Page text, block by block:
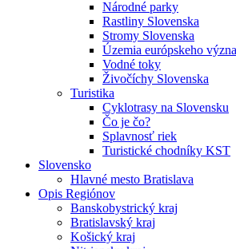
Národné parky
Rastliny Slovenska
Stromy Slovenska
Územia európskeho
Vodné toky
Živočíchy Slovenska
Turistika
Cyklotrasy na Slovensku
Čo je čo?
Splavnosť riek
Turistické chodníky KST
Slovensko
Hlavné mesto Bratislava
Opis Regiónov
Banskobystrický kraj
Bratislavský kraj
Košický kraj